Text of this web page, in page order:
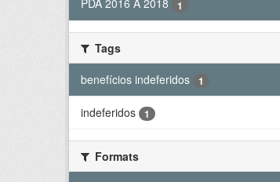
PDA 2016 A 2018
1
Tags
benefícios indeferidos
1
indeferidos 1
Formats